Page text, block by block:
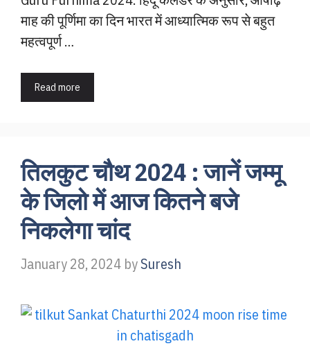
माह की पूर्णिमा का दिन भारत में आध्यात्मिक रूप से बहुत
महत्वपूर्ण …
Read more
तिलकुट चौथ 2024 : जानें जम्मू
के जिलो में आज कितने बजे
निकलेगा चांद
January 28, 2024 bySuresh